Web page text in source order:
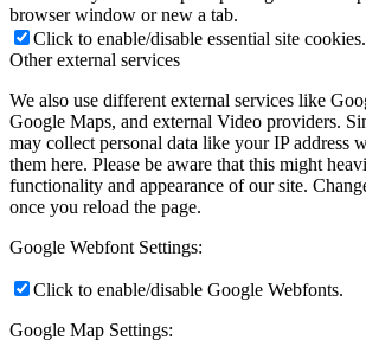
browser window or new a tab.
Click to enable/disable essential site cookies.
Other external services
We also use different external services like
Google Maps, and external Video providers.
may collect personal data like your IP address
them here. Please be aware that this might
functionality and appearance of our site.
once you reload the page.
Google Webfont Settings:
Click to enable/disable Google Webfonts.
Google Map Settings: